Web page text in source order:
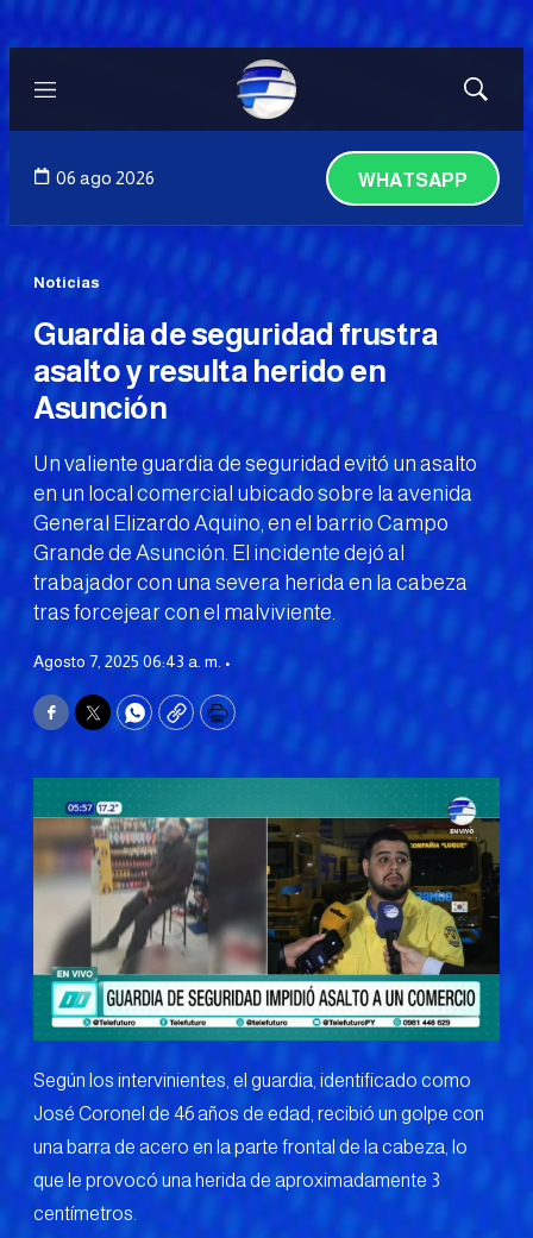
Menú
Mostrar
06 ago 2026 WHATSAPP
Noticias
Guardia de seguridad frustra
asalto y resulta herido en
Asunción
Un valiente guardia de seguridad evitó un asalto
en un local comercial ubicado sobre la avenida
General Elizardo Aquino, en el barrio Campo
Grande de Asunción. El incidente dejó al
trabajador con una severa herida en la cabeza
tras forcejear con el malviviente.
Agosto 7, 2025 06:43 a. m. •
Facebook
TwitterWhatsApp
CopyPrint
Según los intervinientes, el guardia, identificado como
José Coronel de 46 años de edad, recibió un golpe con
una barra de acero en la parte frontal de la cabeza, lo
que le provocó una herida de aproximadamente 3
centímetros.